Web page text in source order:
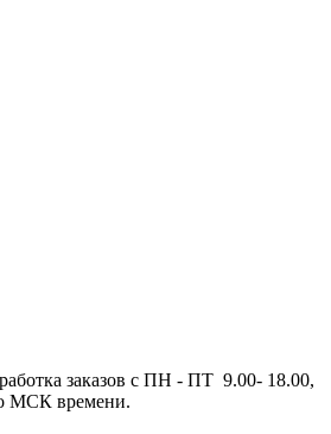
заказов с ПН - ПТ 9.00- 18.00,
МСК времени.